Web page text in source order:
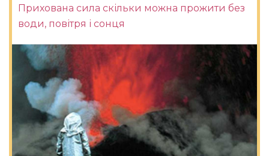
Прихована сила скільки можна прожити без
води, повітря і сонця